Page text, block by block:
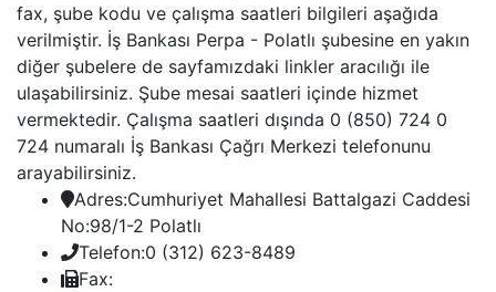
fax, şube kodu ve çalışma saatleri bilgileri aşağıda
verilmiştir. İş Bankası Perpa - Polatlı şubesine en yakın
diğer şubelere de sayfamızdaki linkler aracılığı ile
ulaşabilirsiniz. Şube mesai saatleri içinde hizmet
vermektedir. Çalışma saatleri dışında 0 (850) 724 0
724 numaralı İş Bankası Çağrı Merkezi telefonunu
arayabilirsiniz.
Adres:Cumhuriyet Mahallesi Battalgazi Caddesi
No:98/1-2 Polatlı
Telefon:0 (312) 623-8489
Fax: